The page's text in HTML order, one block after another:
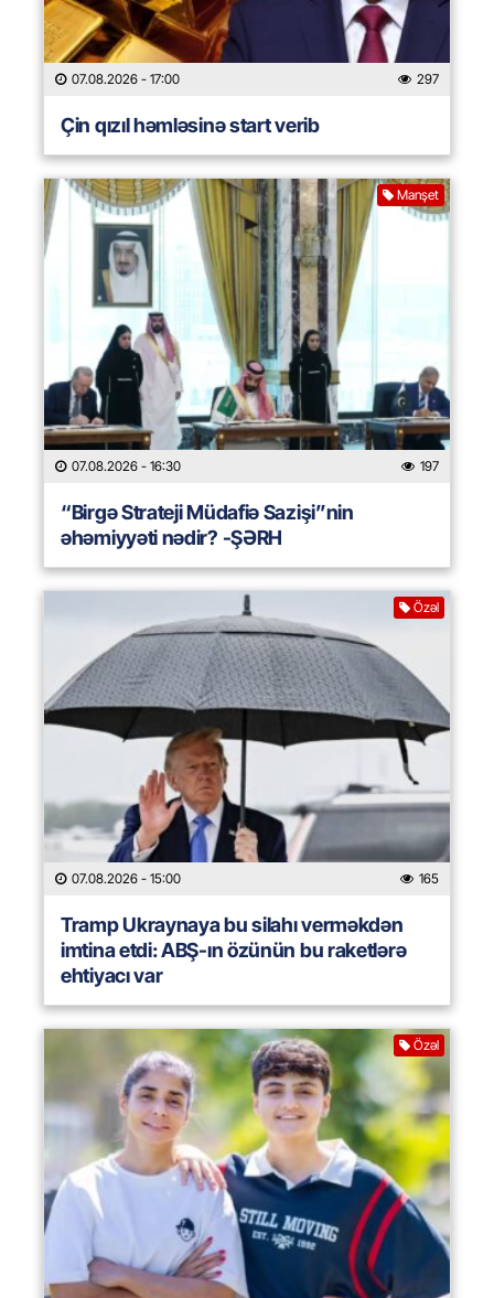
07.08.2026 - 17:00 297
Çin qızıl həmləsinə start verib
Manşet
07.08.2026 - 16:30 197
“Birgə Strateji Müdafiə Sazişi”nin
əhəmiyyəti nədir? -ŞƏRH
Özəl
07.08.2026 - 15:00 165
Tramp Ukraynaya bu silahı verməkdən
imtina etdi: ABŞ-ın özünün bu raketlərə
ehtiyacı var
Özəl